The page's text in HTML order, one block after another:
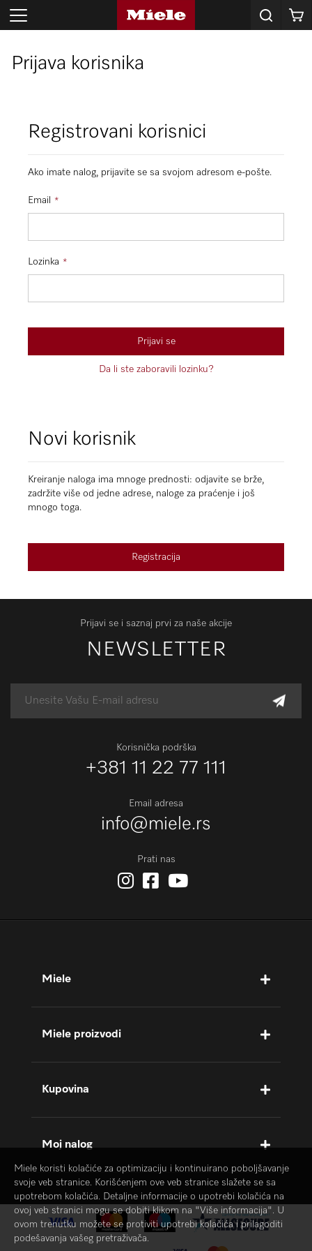
Korpa
Prijava korisnika
Registrovani korisnici
Ako imate nalog, prijavite se sa svojom adresom e-pošte.
Email
Lozinka
Prijavi se
Da li ste zaboravili lozinku?
Novi korisnik
Kreiranje naloga ima mnoge prednosti: odjavite se brže,
zadržite više od jedne adrese, naloge za praćenje i još
mnogo toga.
Registracija
Prijavi se i saznaj prvi za naše akcije
NEWSLETTER
Korisnička podrška
+381 11 22 77 111
Email adresa
info@miele.rs
Prati nas
Miele
Miele proizvodi
Kupovina
Moj nalog
Miele koristi kolačiće za optimizaciju i kontinuirano poboljšavanje
svoje veb stranice. Korišćenjem ove veb stranice slažete se sa
upotrebom kolačića. Detaljne informacije o upotrebi kolačića na
ovoj veb stranici mogu se dobiti klikom na "Više informacija". U
ovom trenutku možete se protiviti upotrebi kolačića i prilagoditi
podešavanja vašeg pretraživača.